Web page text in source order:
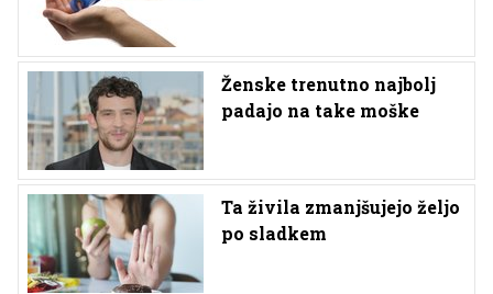
Ženske trenutno najbolj
padajo na take moške
Ta živila zmanjšujejo željo
po sladkem